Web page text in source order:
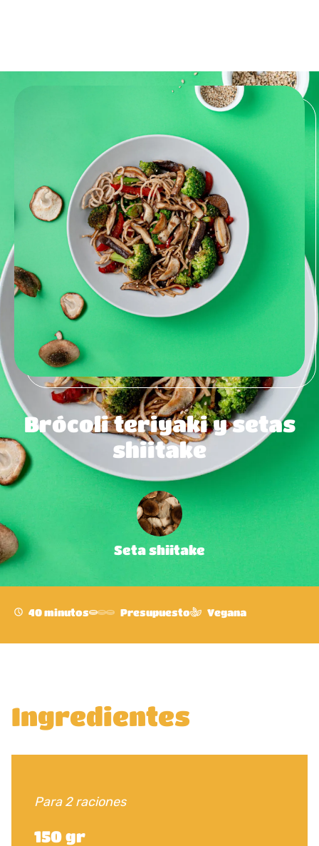
Brócoli teriyaki y setas
shiitake
Seta shiitake
40 minutos Presupuesto Vegana
Ingredientes
Para 2 raciones
150 gr